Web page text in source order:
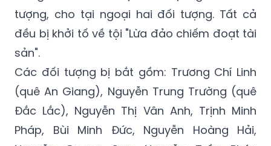
sản".
Các đối tượng bị bắt gồm: Trương Chí Linh
(quê An Giang), Nguyễn Trung Trường (quê
Đắc Lắc), Nguyễn Thị Vân Anh, Trịnh Minh
Pháp, Bùi Minh Đức, Nguyễn Hoàng Hải,
Nguyễn Quang Sơn, Nguyễn Trần Phúc
Nguyên, Huỳnh Thị Kinh Thắng, Vi Thị Hiền,